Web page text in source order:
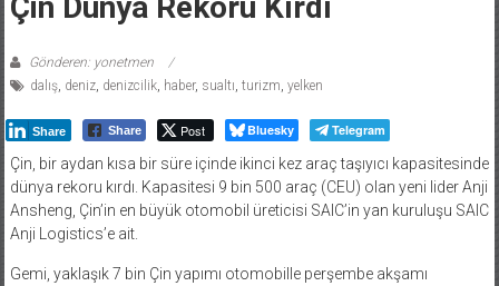
Gönderen: yonetmen
dalış, deniz, denizcilik, haber, sualtı turizm yelken
Share Share Post Bluesky Telegram
Çin, bir aydan kısa bir süre içinde ikinci kez araç taşıyıcı kapasitesinde
dünya rekoru kırdı. Kapasitesi 9 bin 500 araç (CEU) olan yeni lider Anji
Ansheng, Çin’in en büyük otomobil üreticisi SAIC’in yan kuruluşu SAIC
Anji Logistics’e ait.
Gemi, yaklaşık 7 bin Çin yapımı otomobille perşembe akşamı